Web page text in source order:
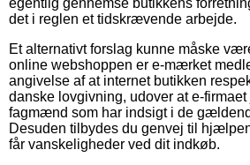
det i reglen et tidskrævende arbejde.
Et alternativt forslag kunne måske
online webshoppen er e-mærket
angivelse af at internet butikken
danske lovgivning, udover at e-
fagmænd som har indsigt i de
Desuden tilbydes du genvej til
får vanskeligheder ved dit indkøb.